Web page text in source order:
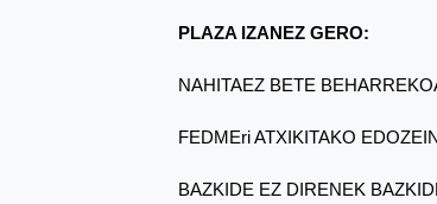
PLAZA IZANEZ GERO:
NAHITAEZ BETE
FEDMEri ATXIKITAKO
BAZKIDE EZ DIRENEK